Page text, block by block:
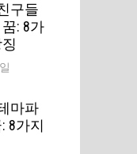
구들
: 8가
마파
8가지